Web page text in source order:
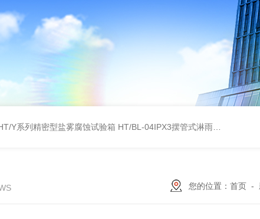
Y系列精密型盐雾腐蚀试验箱 HT/BL-04IPX3摆管式淋雨试验机 HT/
您的位置： 首页 -